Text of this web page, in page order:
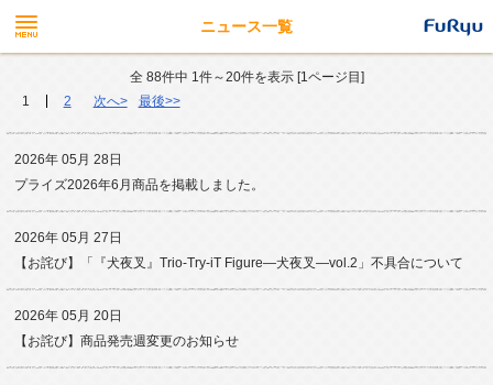
ニュース一覧
全 88件中 1件～20件を表示 [1ページ目]
1
2 次へ> 最後>>
2026年 05月 28日
プライズ2026年6月商品を掲載しました。
2026年 05月 27日
【お詫び】「『犬夜叉』Trio-Try-iT Figure―犬夜叉―vol.2」不具合について
2026年 05月 20日
【お詫び】商品発売週変更のお知らせ